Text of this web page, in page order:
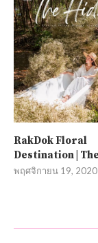
RakDok Floral
Destination |
พฤศจิกายน 19, 2020